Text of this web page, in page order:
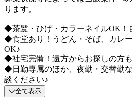
ります。
◆茶髪・ひげ・カラーネイルOK
◆食堂あり！うどん・そば、カレ
OK♪
◆社宅完備！遠方からお探しの方
◆日勤専属のほか、夜勤・交替勤
談ください♪
全て表示